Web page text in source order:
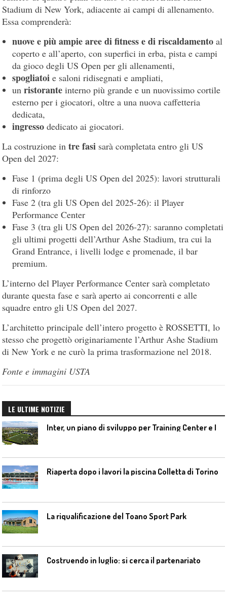
Stadium di New York, adiacente ai campi di allenamento.
Essa comprenderà:
nuove e più ampie aree di fitness e di riscaldamento al
coperto e all’aperto, con superfici in erba, pista e campi
da gioco degli US Open per gli allenamenti,
spogliatoi e saloni ridisegnati e ampliati,
unristorante interno più grande e un nuovissimo cortile
esterno per i giocatori, oltre a una nuova caffetteria
dedicata,
ingresso dedicato ai giocatori.
La costruzione intre fasi sarà completata entro gli US
Open del 2027:
Fase 1 (prima degli US Open del 2025): lavori strutturali
di rinforzo
Fase 2 (tra gli US Open del 2025-26): il Player
Performance Center
Fase 3 (tra gli US Open del 2026-27): saranno completati
gli ultimi progetti dell’Arthur Ashe Stadium, tra cui la
Grand Entrance, i livelli lodge e promenade, il bar
premium.
L’interno del Player Performance Center sarà completato
durante questa fase e sarà aperto ai concorrenti e alle
squadre entro gli US Open del 2027.
L’architetto principale dell’intero progetto è ROSSETTI, lo
stesso che progettò originariamente l’Arthur Ashe Stadium
di New York e ne curò la prima trasformazione nel 2018.
Fonte e immagini USTA
LE ULTIME NOTIZIE
Riaperta dopo i lavori la piscina Colletta di Torino
La riqualificazione del Toano Sport Park
Costruendo in luglio: si cerca il partenariato